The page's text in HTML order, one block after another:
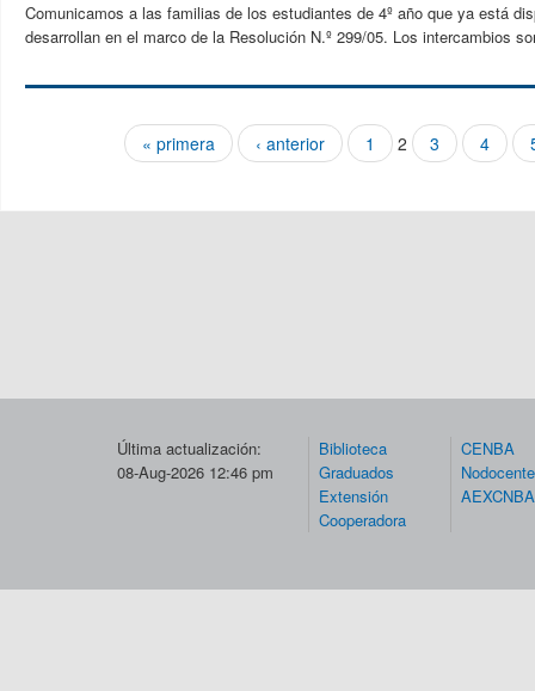
Comunicamos a las familias de los estudiantes de 4º año que ya está
desarrollan en el marco de la Resolución N.º 299/05. Los intercambios
Páginas« primera ‹ anterior 1 2 3 4
Última actualización:
08-Aug-2026 12:46 pm
Biblioteca
Graduados
Extensión
Cooperadora
CENBA
AEXCNBA